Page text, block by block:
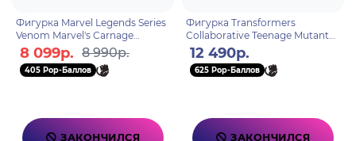
Фигурка Marvel Legends Series
Venom Marvel's Carnage
F90095L0
8 099р. 8 990р.
405 Pop-Баллов
ЗАКОНЧИЛСЯ
Фигурка Transformers
Collaborative Teenage Mutant
NinjaTurtles Party Wallop
F96565L0
12 490р.
625 Pop-Баллов
ЗАКОНЧИЛСЯ